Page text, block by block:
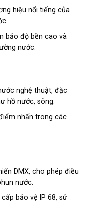
hiệu nổi tiếng của
bảo độ bền cao và
nước.
nghệ thuật, đặc
hồ nước, sông.
nhấn trong các
DMX, cho phép điều
nước.
bảo vệ IP 68, sử